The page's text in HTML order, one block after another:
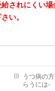
されにくい場
い。
うつ病の
らうには-